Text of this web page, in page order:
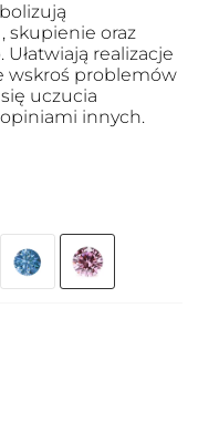
skupienie oraz
realizacje
wskroś problemów
uczucia
innych.